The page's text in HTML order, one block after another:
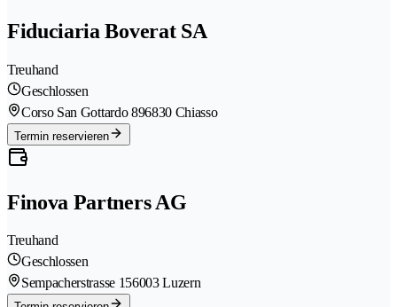
Fiduciaria Boverat SA
Treuhand
Geschlossen
Corso San Gottardo 896830 Chiasso
Termin reservieren
Finova Partners AG
Treuhand
Geschlossen
Sempacherstrasse 156003 Luzern